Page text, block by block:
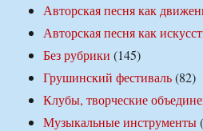
Авторская песня как
Авторская песня как
Без рубрики (145)
Грушинский фестиваль(82)
Клубы, творческие
Музыкальные инструменты